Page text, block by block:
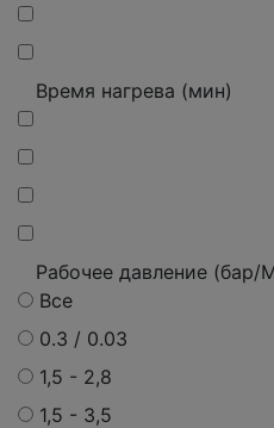
Время нагрева (мин)
Рабочее давление (бар/
Все
0.3 / 0.03
1,5 - 2,8
1,5 - 3,5